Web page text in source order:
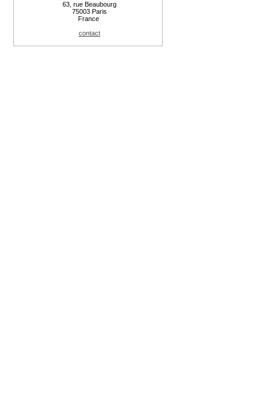
63, rue Beaubourg
75003 Paris
France
contact